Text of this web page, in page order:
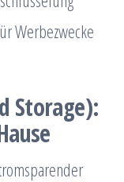
Werbezwecke
Storage):